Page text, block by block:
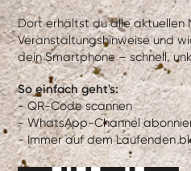
Dort erhältst du alle aktuellen
Veranstaltungshinweise und
dein Smartphone – schnell,
So einfach geht's:
- QR-Code scannen
- WhatsApp-Channel
- Immer auf dem Laufenden